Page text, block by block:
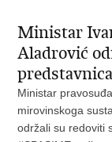
Ministar
Aladrović
Ministar
mirovinskoga
održali su redoviti